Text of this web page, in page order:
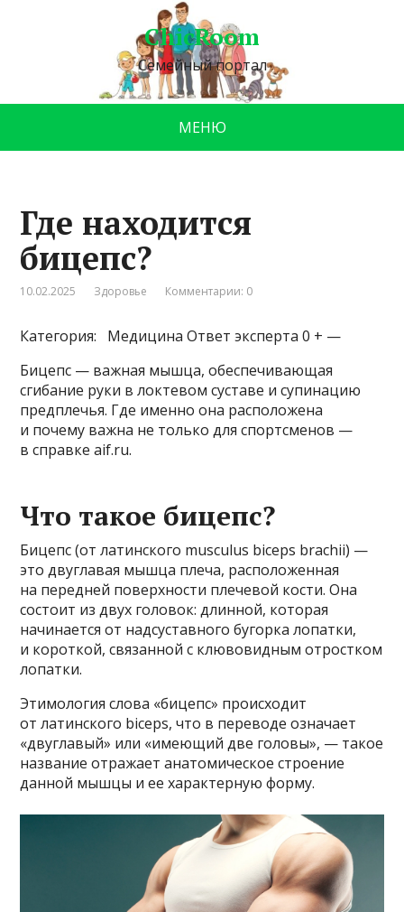
ChicRoom
Семейный портал
МЕНЮ
Где находится
бицепс?
10.02.2025 Здоровье Комментарии: 0
Категория: МедицинаОтвет эксперта 0 + —
Бицепс — важная мышца, обеспечивающая
сгибание руки в локтевом суставе и супинацию
предплечья. Где именно она расположена
и почему важна не только для спортсменов —
в справке aif.ru.
Что такое бицепс?
Бицепс (от латинского musculus biceps brachii) —
это двуглавая мышца плеча, расположенная
на передней поверхности плечевой кости. Она
состоит из двух головок: длинной, которая
начинается от надсуставного бугорка лопатки,
и короткой, связанной с клювовидным отростком
лопатки.
Этимология слова «бицепс» происходит
от латинского biceps, что в переводе означает
«двуглавый» или «имеющий две головы», — такое
название отражает анатомическое строение
данной мышцы и ее характерную форму.